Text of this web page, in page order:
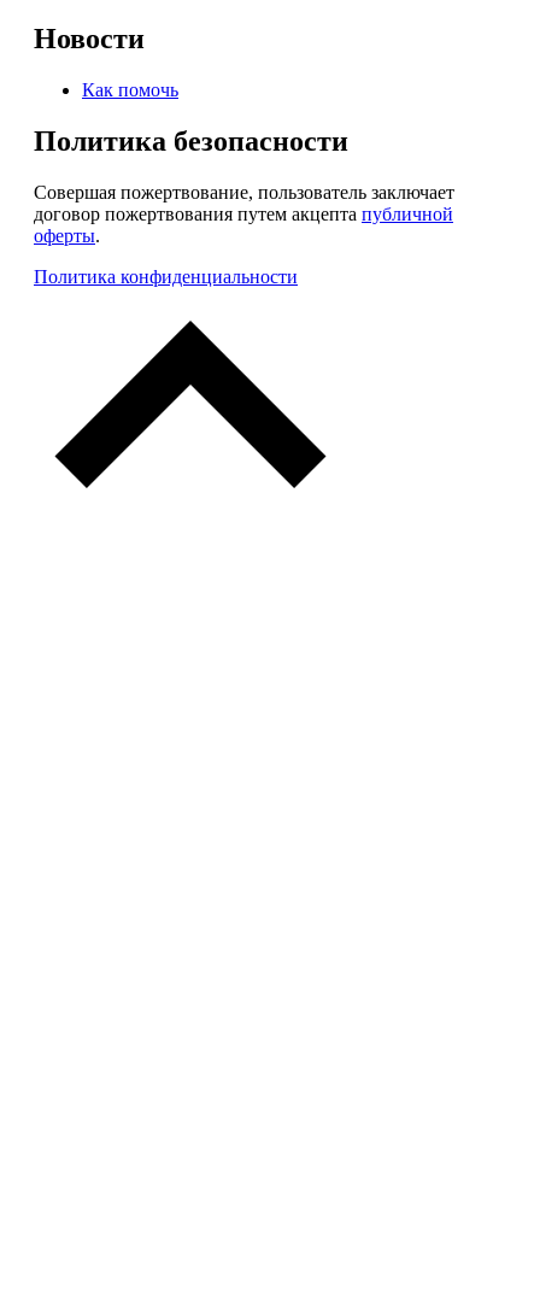
Новости
Как помочь
Политика безопасности
Совершая пожертвование, пользователь заключает
договор пожертвования путем акцепта публичной
оферты.
Политика конфиденциальности